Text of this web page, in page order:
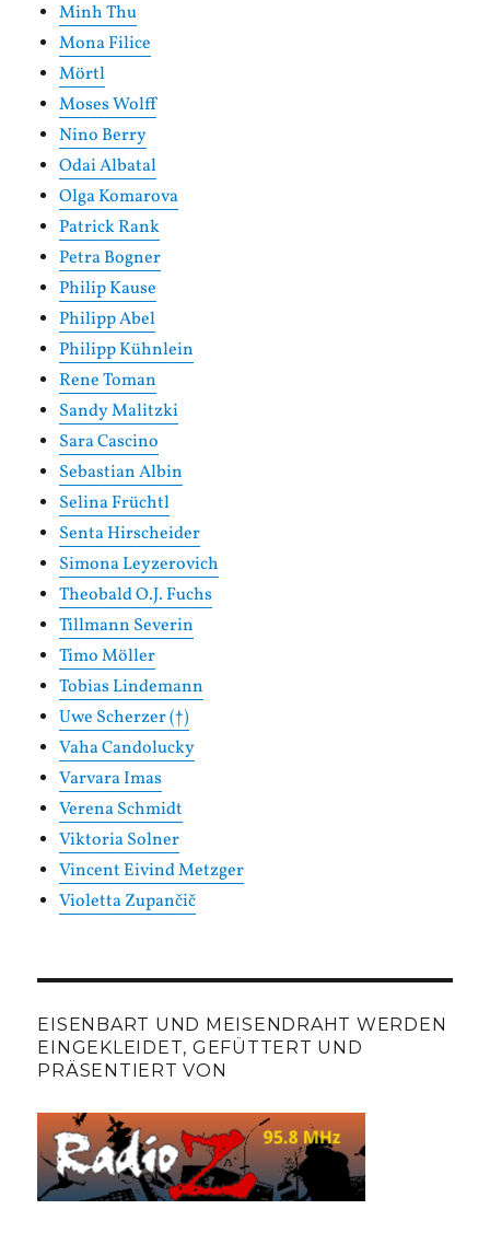
Minh Thu
Mona Filice
Mörtl
Moses Wolff
Nino Berry
Odai Albatal
Olga Komarova
Patrick Rank
Petra Bogner
Philip Kause
Philipp Abel
Philipp Kühnlein
Rene Toman
Sandy Malitzki
Sara Cascino
Sebastian Albin
Selina Früchtl
Senta Hirscheider
Simona Leyzerovich
Theobald O.J. Fuchs
Tillmann Severin
Timo Möller
Tobias Lindemann
Uwe Scherzer (†)
Vaha Candolucky
Varvara Imas
Verena Schmidt
Viktoria Solner
Vincent Eivind Metzger
Violetta Zupančič
EISENBART UND MEISENDRAHT WERDEN
EINGEKLEIDET, GEFÜTTERT UND
PRÄSENTIERT VON